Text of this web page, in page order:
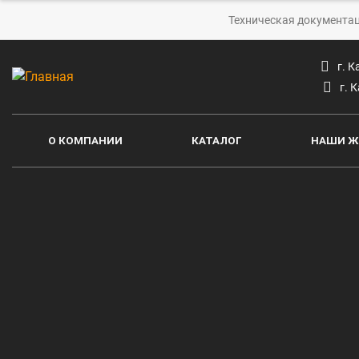
Техническая
г.
г.
О КОМПАНИИ КАТАЛОГ НАШИ